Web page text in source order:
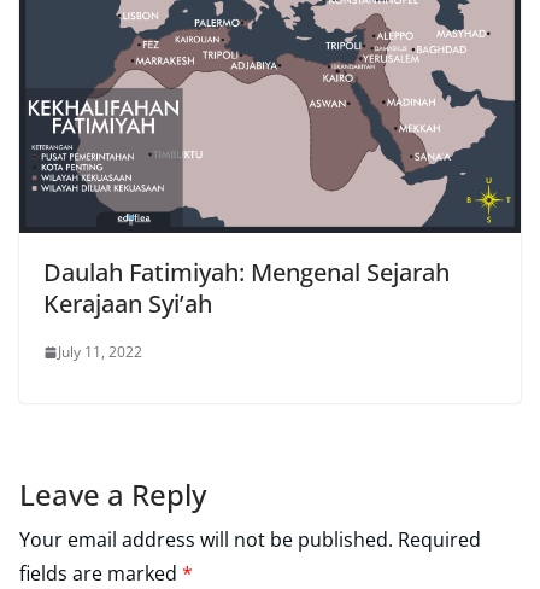
Daulah Fatimiyah: Mengenal Sejarah
Kerajaan Syi’ah
July 11, 2022
Leave a Reply
Your email address will not be published. Required
fields are marked *